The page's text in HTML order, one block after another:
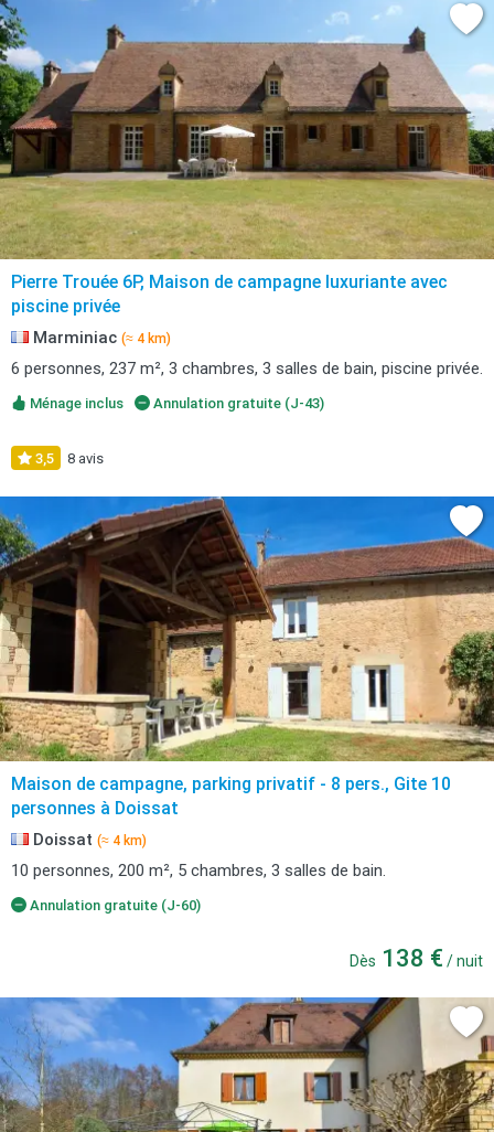
Pierre Trouée 6P, Maison de campagne luxuriante avec
piscine privée
Marminiac (≈ 4 km)
6 personnes, 237 m², 3 chambres, 3 salles de bain, piscine privée.
Ménage inclus Annulation gratuite (J-43)
3,5 8 avis
Maison de campagne, parking privatif - 8 pers., Gite 10
personnes à Doissat
Doissat (≈ 4 km)
10 personnes, 200 m², 5 chambres, 3 salles de bain.
Annulation gratuite (J-60)
Dès 138 € / nuit